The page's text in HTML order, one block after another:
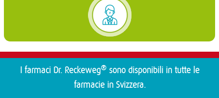
I farmaci Dr. Reckeweg®sono disponibili in tutte le
farmacie in Svizzera.